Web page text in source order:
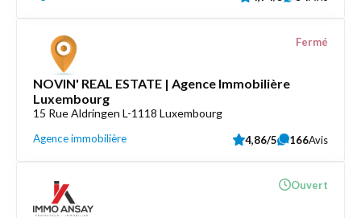
NOVIN' REAL ESTATE | Agence Immobilière
Luxembourg
15 Rue Aldringen L-1118 Luxembourg
Agence immobilière
Fermé
4,86/5 166Avis
Ouvert